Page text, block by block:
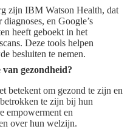
zijn IBM Watson Health, dat
en Google’s
heeft geboekt in het
Deze tools helpen
besluiten te nemen.
gezondheid?
betekent om gezond te zijn en
te zijn bij hun
empowerment en
over hun welzijn.